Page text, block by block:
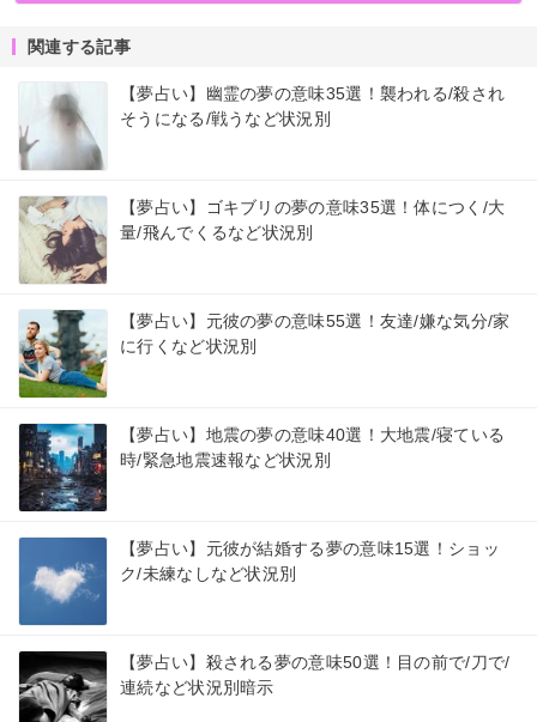
関連する記事
【夢占い】幽霊の夢の意味35選！襲われる/殺され
そうになる/戦うなど状況別
【夢占い】ゴキブリの夢の意味35選！体につく/大
量/飛んでくるなど状況別
【夢占い】元彼の夢の意味55選！友達/嫌な気分/家
に行くなど状況別
【夢占い】地震の夢の意味40選！大地震/寝ている
時/緊急地震速報など状況別
【夢占い】元彼が結婚する夢の意味15選！ショッ
ク/未練なしなど状況別
【夢占い】殺される夢の意味50選！目の前で/刀で/
連続など状況別暗示